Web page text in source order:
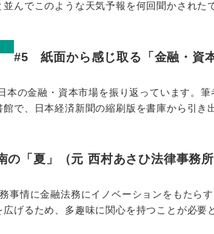
並んでこのような天気予報を何回聞かされ
#5 紙面から感じ取る「金融・資
本の金融・資本市場を振り返っています。
館で、日本経済新聞の縮刷版を書庫から引
の「夏」（元 西村あさひ法律事
事情に金融法務にイノベーションをもたら
広げるため、多趣味に関心を持つことが必